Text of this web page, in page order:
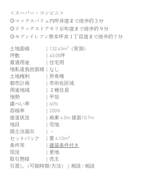
≪スーパー・コンビニ≫
◎マックスバリュ内坪井店まで徒歩約３分
◎ドラッグストアモリ京町店まで徒歩約９分
◎セブンイレブン熊本坪井１丁目店まで徒歩約７分
土地面積 ｜132.43m²（実測）
坪数 ｜40.05坪
最適用途 ｜住宅用
地私道負担面積｜なし
土地権利 ｜所有権
都市計画 ｜市街化区域
用途地域 ｜２種住居
地勢 ｜平坦
建ぺい率 ｜60%
容積率 ｜200%
接道状況 ｜南東 4.0m 接面10.7m
地目 ｜宅地
国土法届出 ｜－
セットバック ｜要 6.10m²
条件等 ｜ 建築条件付き
現況 ｜更地
取引態様 ｜売主
引渡し（可能時期/方法）｜相談 / 相談